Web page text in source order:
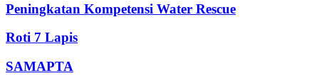
Peningkatan Kompetensi Water Rescue
Roti 7 Lapis
SAMAPTA